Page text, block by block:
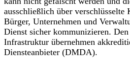
ausschließlich über verschlüsselte
Bürger, Unternehmen und
Dienst sicher kommunizieren.
Infrastruktur übernehmen
Diensteanbieter (DMDA).